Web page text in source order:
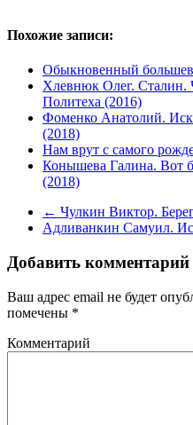
Похожие записи:
Обыкновенный
Хлевнюк Олег. Сталин.
Политеха (2016)
Фоменко Анатолий.
(2018)
Нам врут с самого
Конышева Галина. Вот
(2018)
← Чулкин Виктор.
Адливанкин Самуил.
Добавить комментарий
Ваш адрес email не будет
помечены *
Комментарий